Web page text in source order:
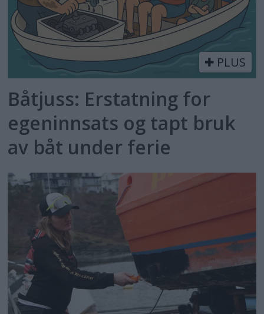
PLUS
Båtjuss: Erstatning for
egeninnsats og tapt bruk
av båt under ferie